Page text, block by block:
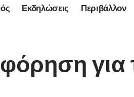
Εκδηλώσεις Περιβάλλον
για